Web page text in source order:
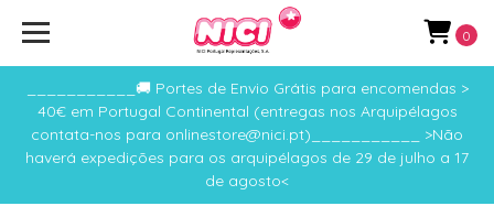
___________🚚 Portes de Envio Grátis para encomendas >
40€ em Portugal Continental (entregas nos Arquipélagos
contata-nos para onlinestore@nici.pt)___________ >Não
haverá expedições para os arquipélagos de 29 de julho a 17
de agosto<
0